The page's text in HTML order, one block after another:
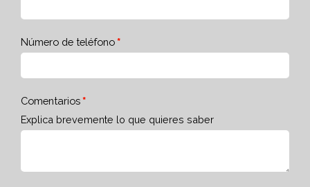
Número de teléfono
Comentarios
Explica brevemente lo que quieres saber